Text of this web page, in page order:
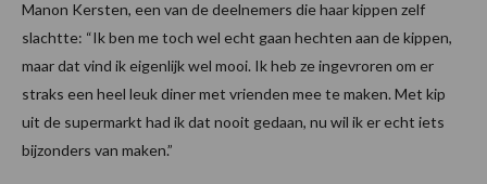
Manon Kersten, een van de deelnemers die haar kippen zelf
slachtte: “Ik ben me toch wel echt gaan hechten aan de kippen,
maar dat vind ik eigenlijk wel mooi. Ik heb ze ingevroren om er
straks een heel leuk diner met vrienden mee te maken. Met kip
uit de supermarkt had ik dat nooit gedaan, nu wil ik er echt iets
bijzonders van maken.”